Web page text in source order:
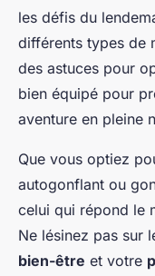
les défis du
différents types de
des astuces pour
bien équipé pour
aventure en pleine
Que vous optiez
autogonflant ou
celui qui répond le
Ne lésinez pas sur
bien-être et votre